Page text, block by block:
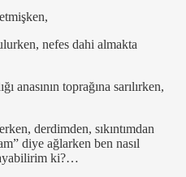
nefes dahi almakta
anasının toprağına sarılırken,
derdimden, sıkıntımdan
diye ağlarken ben nasıl
ki?…